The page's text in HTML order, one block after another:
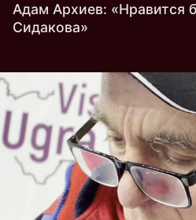
Адам Архиев: «Нравится
Сидакова»